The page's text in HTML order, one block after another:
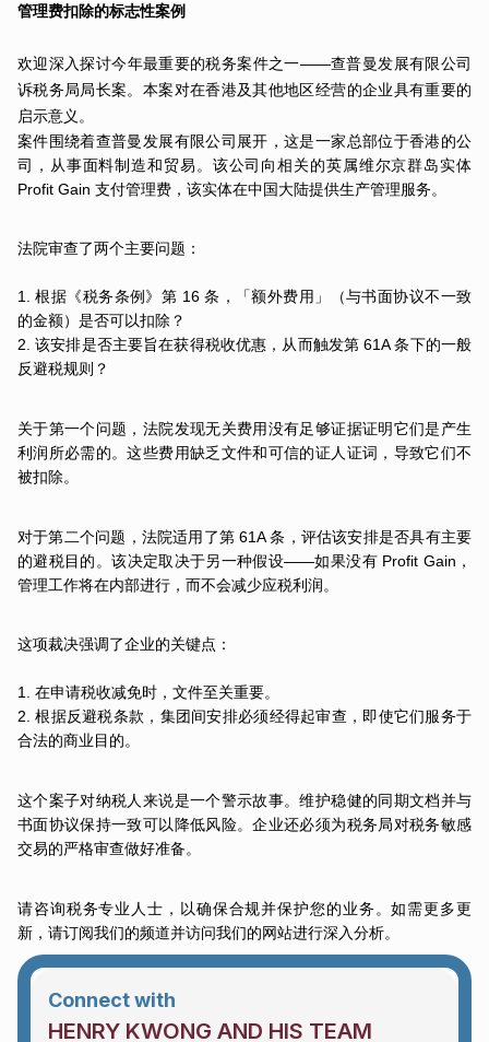
管理费扣除的标志性案例
欢迎深入探讨今年最重要的税务案件之一——查普曼发展有限公司
诉税务局局长案。本案对在香港及其他地区经营的企业具有重要的
启示意义。
案件围绕着查普曼发展有限公司展开，这是一家总部位于香港的公
司，从事面料制造和贸易。该公司向相关的英属维尔京群岛实体
Profit Gain 支付管理费，该实体在中国大陆提供生产管理服务。
法院审查了两个主要问题：
1. 根据《税务条例》第 16 条，「额外费用」（与书面协议不一致
的金额）是否可以扣除？
2. 该安排是否主要旨在获得税收优惠，从而触发第 61A 条下的一般
反避税规则？
关于第一个问题，法院发现无关费用没有足够证据证明它们是产生
利润所必需的。这些费用缺乏文件和可信的证人证词，导致它们不
被扣除。
对于第二个问题，法院适用了第 61A 条，评估该安排是否具有主要
的避税目的。该决定取决于另一种假设——如果没有 Profit Gain，
管理工作将在内部进行，而不会减少应税利润。
这项裁决强调了企业的关键点：
1. 在申请税收减免时，文件至关重要。
2. 根据反避税条款，集团间安排必须经得起审查，即使它们服务于
合法的商业目的。
这个案子对纳税人来说是一个警示故事。维护稳健的同期文档并与
书面协议保持一致可以降低风险。企业还必须为税务局对税务敏感
交易的严格审查做好准备。
请咨询税务专业人士，以确保合规并保护您的业务。如需更多更
新，请订阅我们的频道并访问我们的网站进行深入分析。
Connect with
HENRY KWONG AND HIS TEAM